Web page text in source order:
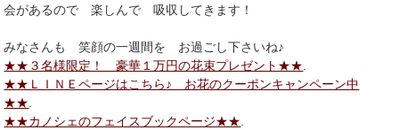
会があるので 楽しんで 吸収してきます！
みなさんも 笑顔の一週間を お過ごし下さいね♪
★★３名様限定！ 豪華１万円の花束プレゼント★★
★★ＬＩＮＥページはこちら♪ お花のクーポンキャンペーン中
★★
★★カノシェのフェイスブックページ★★